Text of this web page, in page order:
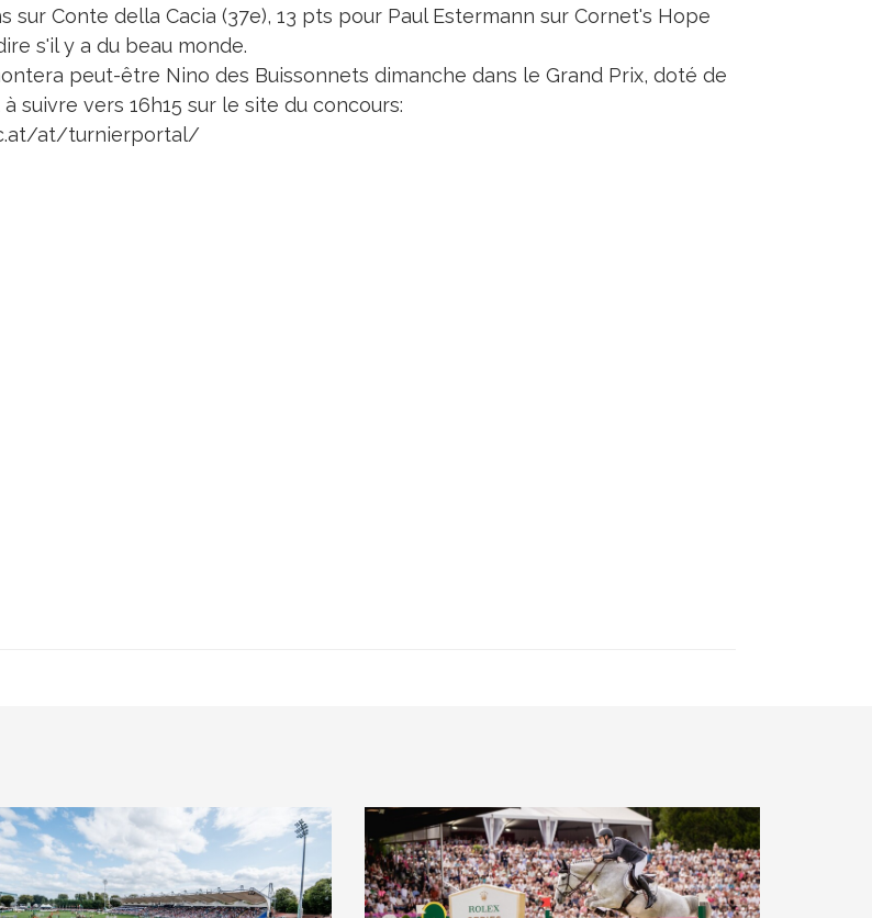
sur Conte della Cacia (37e), 13 pts pour Paul Estermann sur Cornet's Hope
s'il y a du beau monde.
peut-être Nino des Buissonnets dimanche dans le Grand Prix, doté de
suivre vers 16h15 sur le site du concours:
at/turnierportal/